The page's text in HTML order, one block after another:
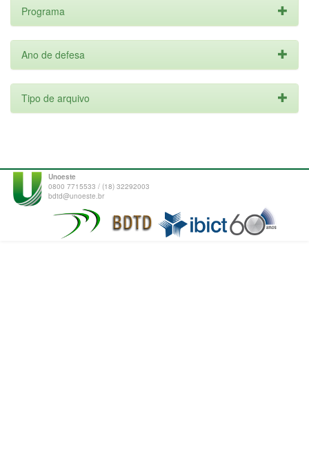
Programa
Ano de defesa
Tipo de arquivo
Unoeste
0800 7715533 / (18) 32292003
bdtd@unoeste.br